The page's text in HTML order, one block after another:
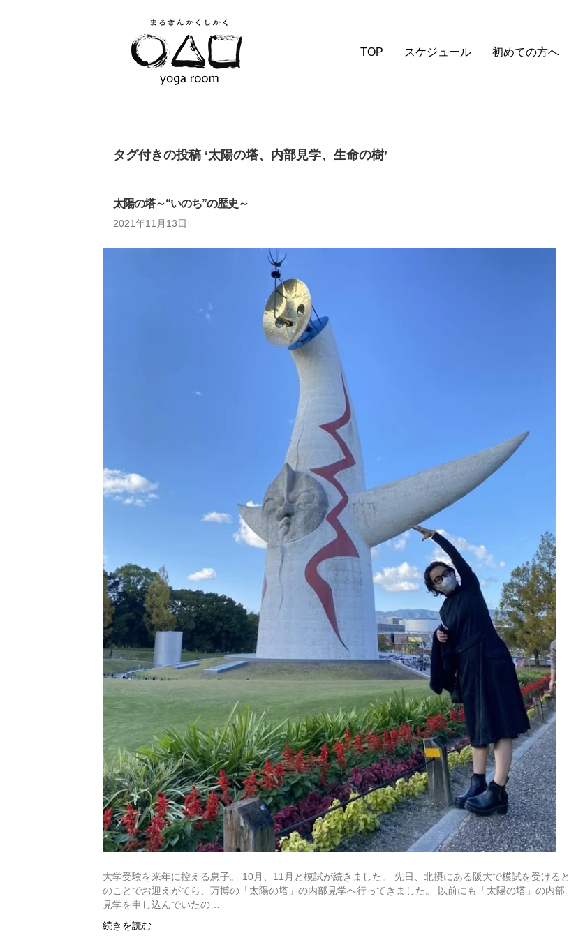
TOP スケジュール 初めての方へ
タグ付きの投稿 ‘太陽の塔、内部見学、生命の樹’
太陽の塔～“いのち”の歴史～
2021年11月13日
大学受験を来年に控える息子。 10月、11月と模試が続きました。 先日、北摂にある阪大で模試を受けると
のことでお迎えがてら、万博の「太陽の塔」の内部見学へ行ってきました。 以前にも「太陽の塔」の内部
見学を申し込んでいたの…
続きを読む